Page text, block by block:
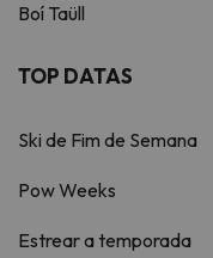
Boí Taüll
TOP DATAS
Ski de Fim de Semana
Pow Weeks
Estrear a temporada